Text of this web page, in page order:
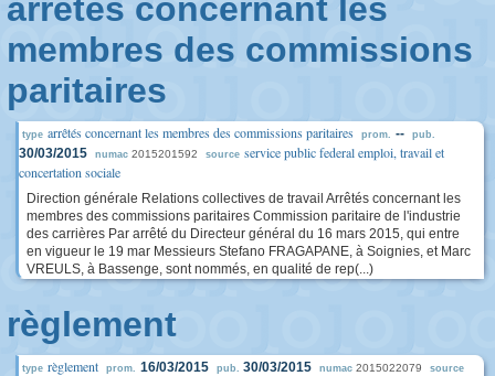
arrêtés concernant les
membres des commissions
paritaires
type arrêtés concernant les membres des commissions paritaires prom. -- pub.
30/03/2015 numac 2015201592 source service public federal emploi, travail et
concertation sociale
Direction générale Relations collectives de travail Arrêtés concernant les
membres des commissions paritaires Commission paritaire de l'industrie
des carrières Par arrêté du Directeur général du 16 mars 2015, qui entre
en vigueur le 19 mar Messieurs Stefano FRAGAPANE, à Soignies, et Marc
VREULS, à Bassenge, sont nommés, en qualité de rep(...)
règlement
type règlement prom. 16/03/2015 pub. 30/03/2015 numac 2015022079 source